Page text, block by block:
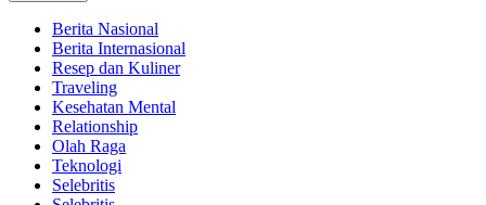
Berita Nasional
Berita Internasional
Resep dan Kuliner
Traveling
Kesehatan Mental
Relationship
Olah Raga
Teknologi
Selebritis